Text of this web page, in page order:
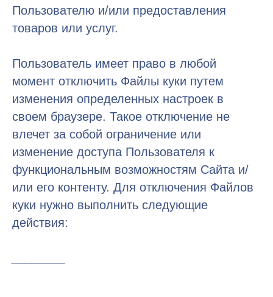
Пользователю и/или предоставления
товаров или услуг.
Пользователь имеет право в любой
момент отключить Файлы куки путем
изменения определенных настроек в
своем браузере. Такое отключение не
влечет за собой ограничение или
изменение доступа Пользователя к
функциональным возможностям Сайта и/
или его контенту. Для отключения Файлов
куки нужно выполнить следующие
действия: